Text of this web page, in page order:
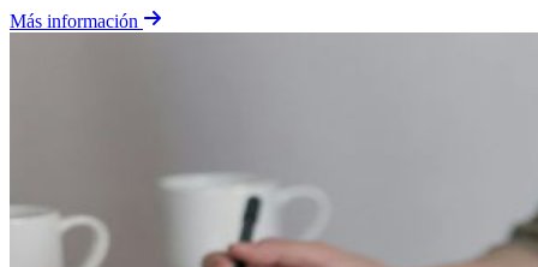
Más información